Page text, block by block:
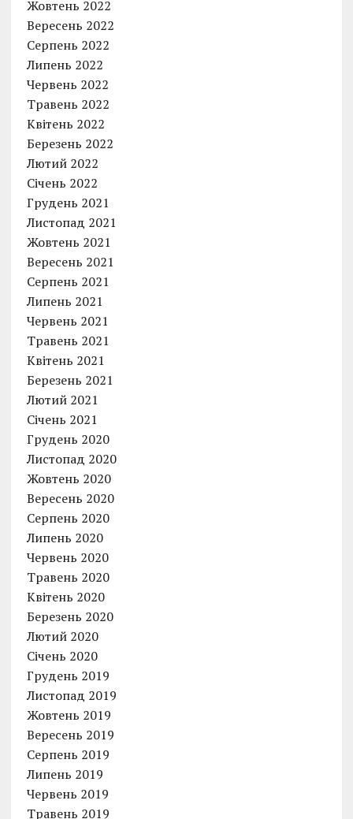
Жовтень 2022
Вересень 2022
Серпень 2022
Липень 2022
Червень 2022
Травень 2022
Квітень 2022
Березень 2022
Лютий 2022
Січень 2022
Грудень 2021
Листопад 2021
Жовтень 2021
Вересень 2021
Серпень 2021
Липень 2021
Червень 2021
Травень 2021
Квітень 2021
Березень 2021
Лютий 2021
Січень 2021
Грудень 2020
Листопад 2020
Жовтень 2020
Вересень 2020
Серпень 2020
Липень 2020
Червень 2020
Травень 2020
Квітень 2020
Березень 2020
Лютий 2020
Січень 2020
Грудень 2019
Листопад 2019
Жовтень 2019
Вересень 2019
Серпень 2019
Липень 2019
Червень 2019
Травень 2019